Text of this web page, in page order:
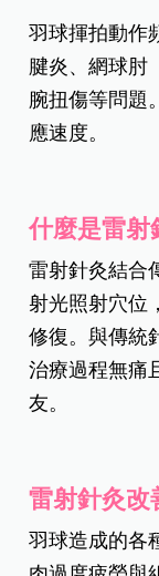
羽球揮拍動作
腱炎、網球肘
腕扭傷等問題
應速度。
什麼是雷射
雷射針灸結合
射光照射穴位
修復。與傳統
治療過程無痛
友。
雷射針灸改
羽球造成的各